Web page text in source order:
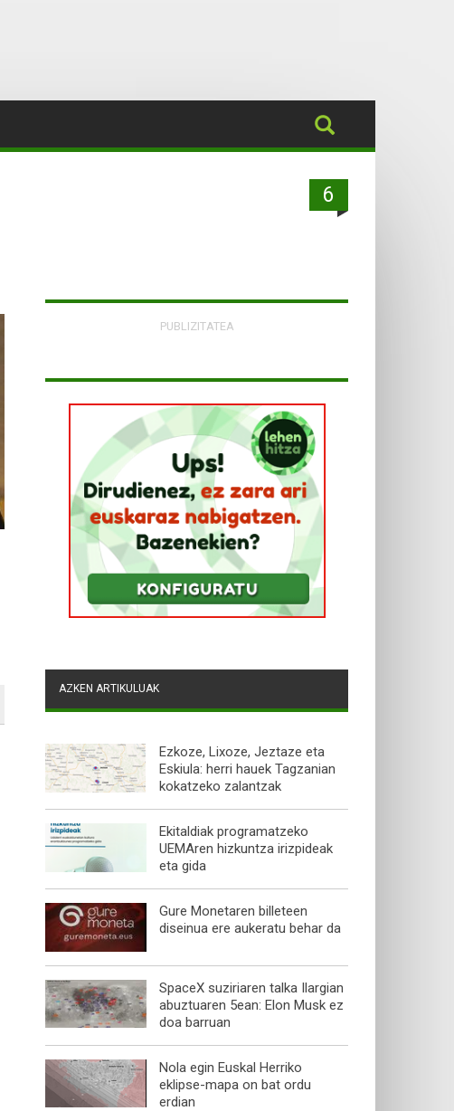
6
PUBLIZITATEA
AZKEN ARTIKULUAK
Ezkoze, Lixoze, Jeztaze eta
Eskiula: herri hauek Tagzanian
kokatzeko zalantzak
Ekitaldiak programatzeko
UEMAren hizkuntza irizpideak
eta gida
Gure Monetaren billeteen
diseinua ere aukeratu behar da
SpaceX suziriaren talka Ilargian
abuztuaren 5ean: Elon Musk ez
doa barruan
Nola egin Euskal Herriko
eklipse-mapa on bat ordu
erdian